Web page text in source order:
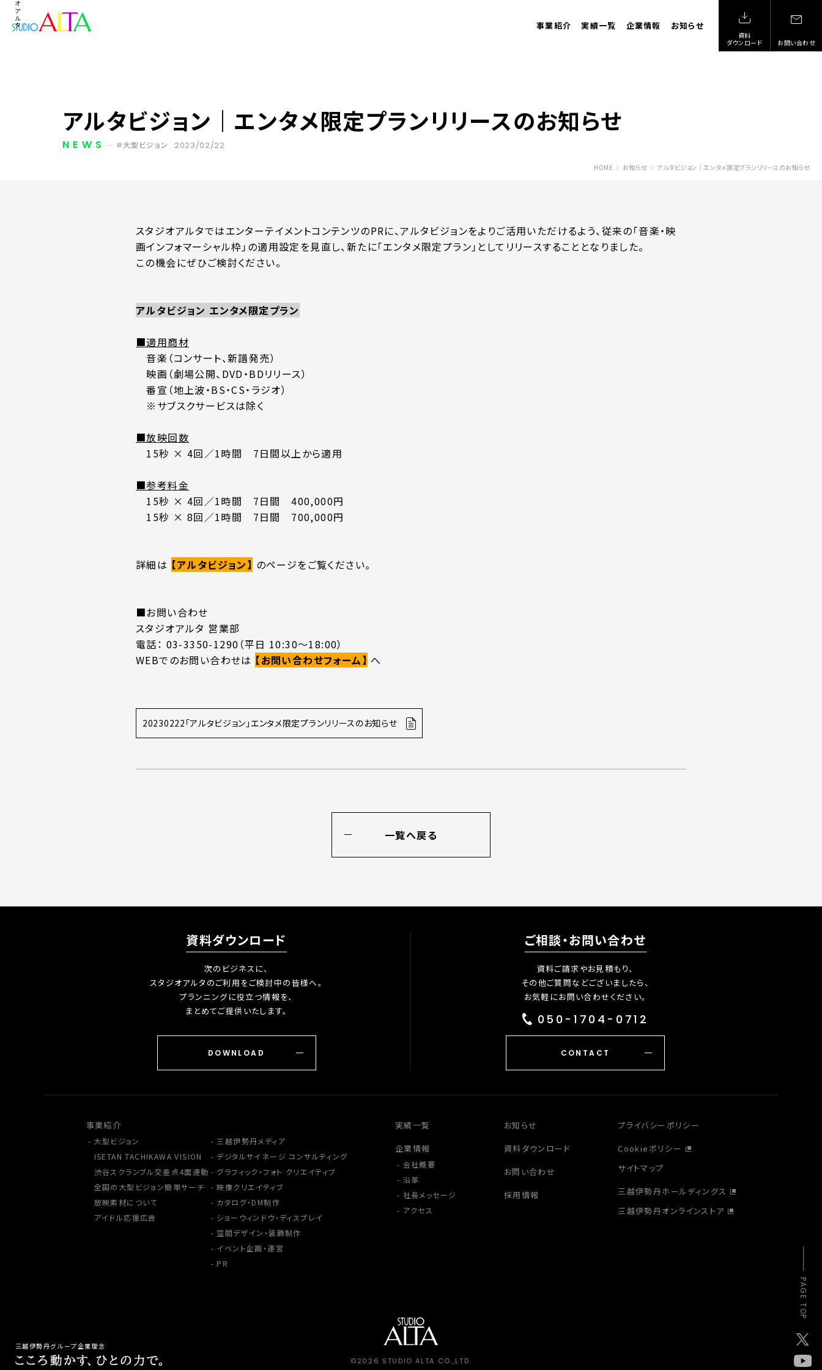
事業紹介 実績一覧 企業情報 お知らせ
資料
ダウンロード
お問い合わせ
アルタビジョン｜エンタメ限定プランリリースのお知らせ
NEWS 大型ビジョン 2023/02/22
HOME お知らせ アルタビジョン｜エンタメ限定プランリリースのお知らせ
スタジオアルタではエンターテイメントコンテンツのPRに、アルタビジョンをよりご活用いただけるよう、従来の「音楽・映
画インフォマーシャル枠」の適用設定を見直し、新たに「エンタメ限定プラン」としてリリースすることとなりました。
この機会にぜひご検討ください。
アルタビジョン エンタメ限定プラン
■適用商材
音楽（コンサート、新譜発売）
映画（劇場公開、DVD・BDリリース）
番宣（地上波・BS・CS・ラジオ）
※サブスクサービスは除く
■放映回数
15秒 × 4回／1時間 7日間以上から適用
■参考料金
15秒 × 4回／1時間 7日間 400,000円
15秒 × 8回／1時間 7日間 700,000円
詳細は 【アルタビジョン】 のページをご覧ください。
■お問い合わせ
スタジオアルタ 営業部
電話： 03-3350-1290（平日 10:30～18:00）
WEBでのお問い合わせは 【お問い合わせフォーム】 へ
20230222「アルタビジョン」エンタメ限定プランリリースのお知らせ
一覧へ戻る
資料ダウンロード
次のビジネスに、
スタジオアルタのご利用をご検討中の皆様へ。
プランニングに役立つ情報を、
まとめてご提供いたします。
DOWNLOAD
ご相談・お問い合わせ
資料ご請求やお見積もり、
その他ご質問などございましたら、
お気軽にお問い合わせください。
050-1704-0712
CONTACT
事業紹介
大型ビジョン
ISETAN TACHIKAWA VISION
渋谷スクランブル交差点4面連動
全国の大型ビジョン簡単サーチ
放映素材について
アイドル応援広告
三越伊勢丹メディア
デジタルサイネージ コンサルティング
グラフィック・フォト クリエイティブ
映像クリエイティブ
カタログ・DM制作
ショーウィンドウ・ディスプレイ
空間デザイン・装飾制作
イベント企画・運営
PR
実績一覧
企業情報
会社概要
沿革
社長メッセージ
アクセス
お知らせ
資料ダウンロード
お問い合わせ
採用情報
プライバシーポリシー
Cookieポリシー
サイトマップ
三越伊勢丹ホールディングス
三越伊勢丹オンラインストア
©2026 STUDIO ALTA CO.,LTD.
三越伊勢丹グループ企業理念
PAGE TOP